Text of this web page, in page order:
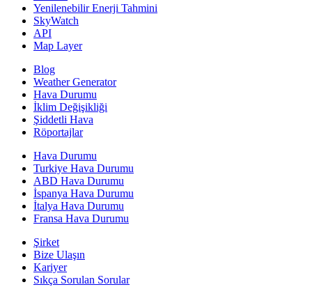
Yenilenebilir Enerji Tahmini
SkyWatch
API
Map Layer
Blog
Weather Generator
Hava Durumu
İklim Değişikliği
Şiddetli Hava
Röportajlar
Hava Durumu
Turkiye Hava Durumu
ABD Hava Durumu
İspanya Hava Durumu
İtalya Hava Durumu
Fransa Hava Durumu
Şirket
Bize Ulaşın
Kariyer
Sıkça Sorulan Sorular